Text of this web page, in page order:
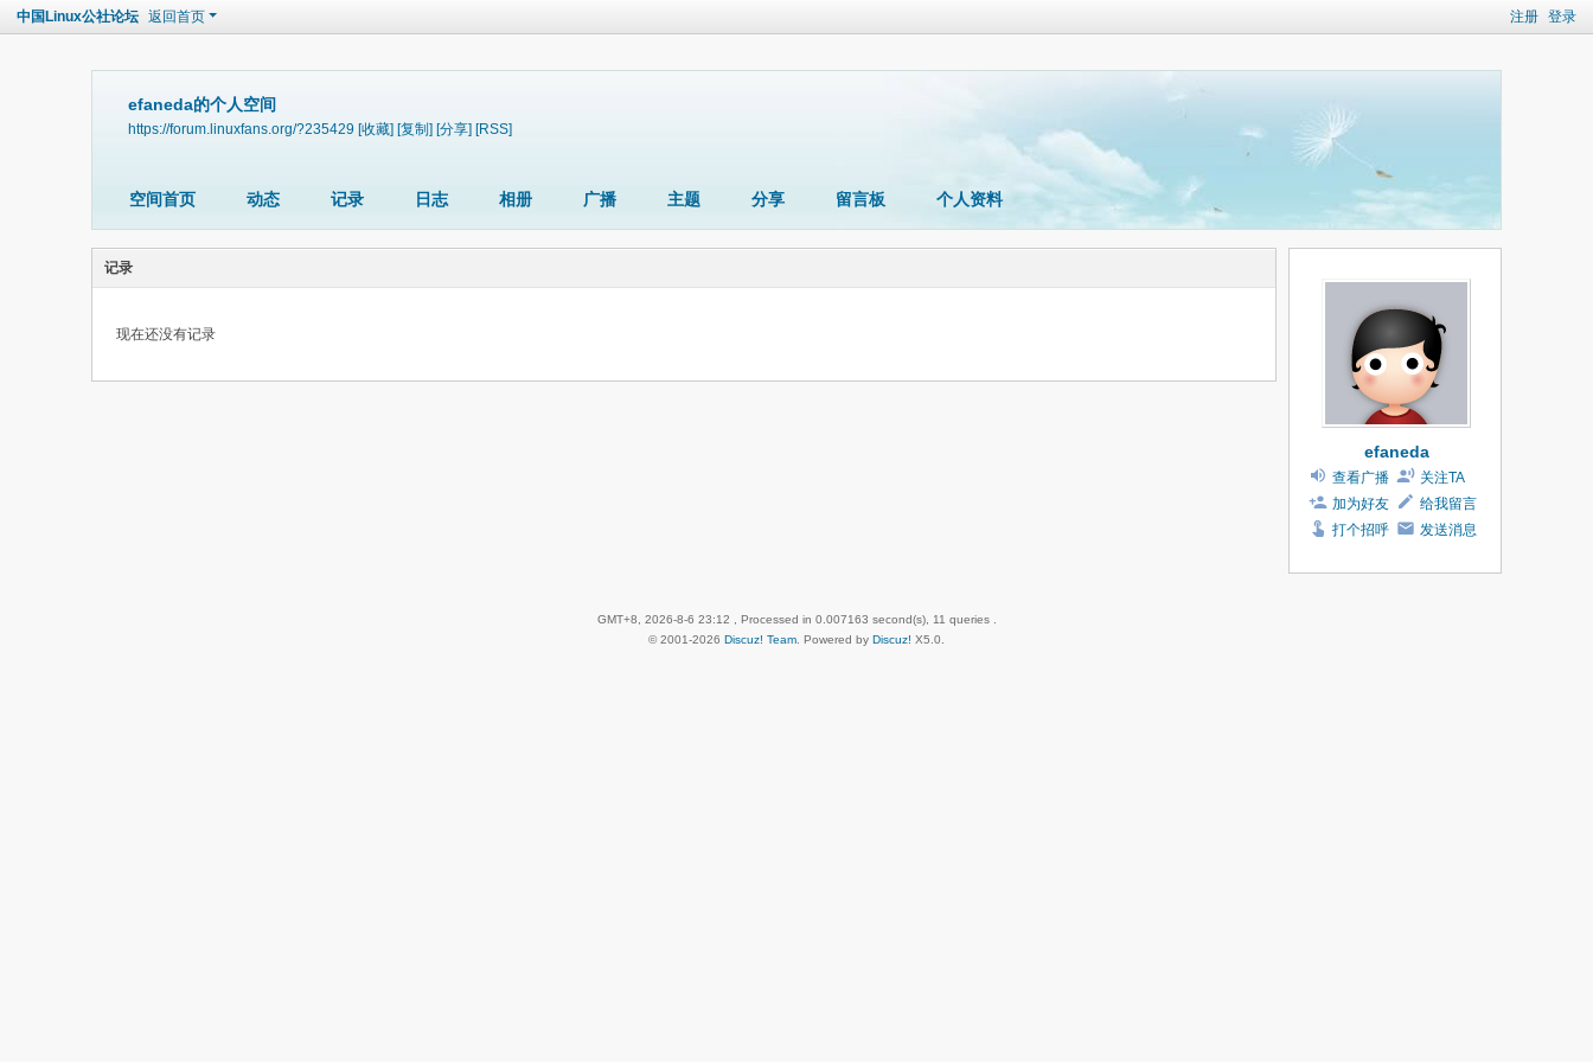
注册 登录
中国Linux公社论坛 返回首页
efaneda的个人空间
https://forum.linuxfans.org/?235429 [收藏] [复制] [分享] [RSS]
空间首页 动态 记录 日志 相册 广播 主题 分享 留言板 个人资料
记录
现在还没有记录
efaneda
查看广播
关注TA
加为好友
给我留言
打个招呼
发送消息
GMT+8, 2026-8-6 23:12 , Processed in 0.007163 second(s), 11 queries .
© 2001-2026 Discuz! Team . Powered by Discuz! X5.0